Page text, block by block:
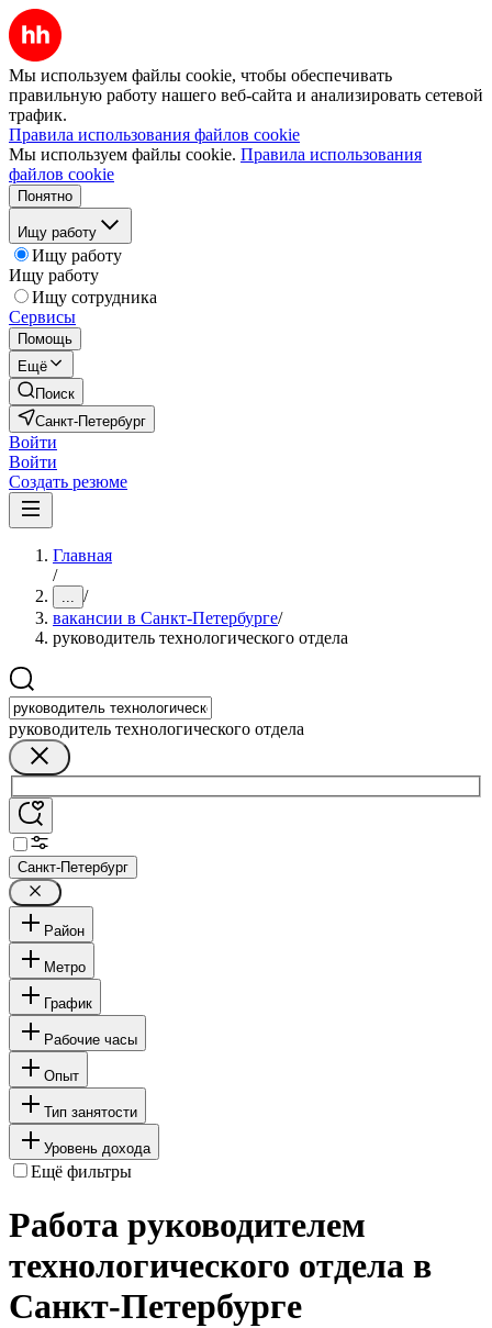
Мы используем файлы cookie, чтобы обеспечивать
правильную работу нашего веб-сайта и анализировать сетевой
трафик.
Правила использования файлов cookie
Мы используем файлы cookie. Правила использования
файлов cookie
Понятно
Ищу работу
Ищу работу
Ищу работу
Ищу сотрудника
Сервисы
Помощь
Ещё
Поиск
Санкт-Петербург
Войти
Войти
Создать резюме
Главная
/
... /
вакансии в Санкт-Петербурге/
руководитель технологического отдела
руководитель технологического отдела
Санкт-Петербург
Район
Метро
График
Рабочие часы
Опыт
Тип занятости
Уровень дохода
Ещё фильтры
Работа руководителем
технологического отдела в
Санкт-Петербурге